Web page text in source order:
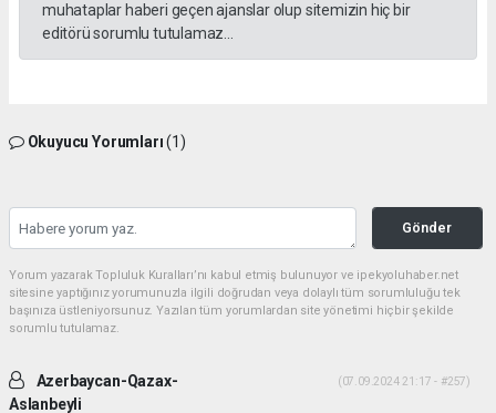
muhataplar haberi geçen ajanslar olup sitemizin hiç bir
editörü sorumlu tutulamaz...
Okuyucu Yorumları(1)
Gönder
Yorum yazarak Topluluk Kuralları’nı kabul etmiş bulunuyor ve ipekyoluhaber.net
sitesine yaptığınız yorumunuzla ilgili doğrudan veya dolaylı tüm sorumluluğu tek
başınıza üstleniyorsunuz. Yazılan tüm yorumlardan site yönetimi hiçbir şekilde
sorumlu tutulamaz.
Azerbaycan-Qazax-
Aslanbeyli
(07.09.2024 21:17 - #257)